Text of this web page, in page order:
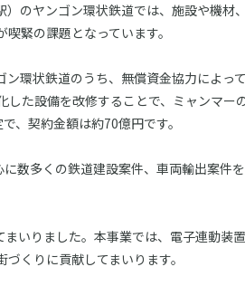
のヤンゴン環状鉄道では、施設や機材
緊の課題となっています。
環状鉄道のうち、無償資金協力によっ
た設備を改修することで、ミャンマー
、契約金額は約70億円です。
数多くの鉄道建設案件、車両輸出案件
いりました。本事業では、電子連動装
くりに貢献してまいります。